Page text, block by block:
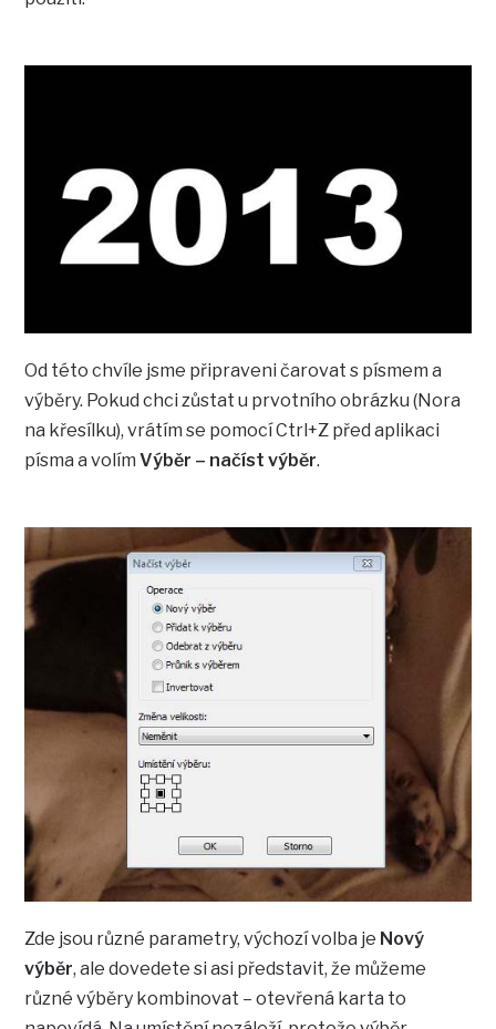
Od této chvíle jsme připraveni čarovat s písmem a
výběry. Pokud chci zůstat u prvotního obrázku (Nora
na křesílku), vrátím se pomocí Ctrl+Z před aplikaci
písma a volímVýběr – načíst výběr.
Zde jsou různé parametry, výchozí volba je Nový
výběr, ale dovedete si asi představit, že můžeme
různé výběry kombinovat – otevřená karta to